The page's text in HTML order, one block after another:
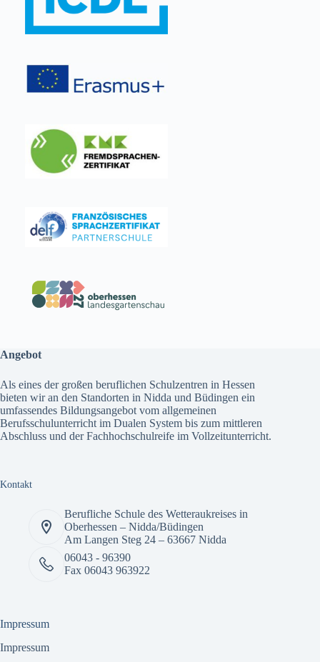
Angebot
Als eines der großen beruflichen Schulzentren in Hessen
bieten wir an den Standorten in Nidda und Büdingen ein
umfassendes Bildungsangebotvom allgemeinen
Berufsschulunterricht im Dualen System bis zum mittleren
Abschluss und der Fachhochschulreife im Vollzeitunterricht.
Kontakt
Berufliche Schule des Wetteraukreises in
Oberhessen – Nidda/Büdingen
Am Langen Steg 24 – 63667 Nidda
06043 - 96390
Fax 06043 963922
Impressum
Impressum